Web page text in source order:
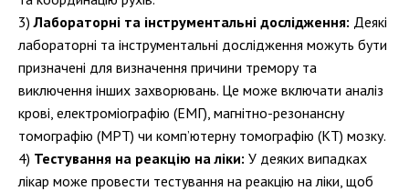
Лабораторні та інструментальні дослідження: Деякі
лабораторні та інструментальні дослідження можуть бути
призначені для визначення причини тремору та
виключення інших захворювань. Це може включати аналіз
крові, електроміографію (ЕМГ), магнітно-резонансну
томографію (МРТ) чи комп’ютерну томографію (КТ) мозку.
Тестування на реакцію на ліки: У деяких випадках
лікар може провести тестування на реакцію на ліки, щоб